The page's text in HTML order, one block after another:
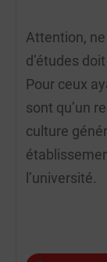
Attention,
d’études
Pour ceux
sont qu’un
culture
l’université.